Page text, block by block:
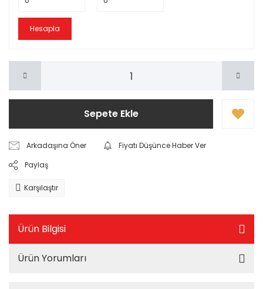
Hesapla
Sepete Ekle
Arkadaşına Öner
Fiyatı Düşünce Haber Ver
Paylaş
Karşılaştır
Ürün Bilgisi
Ürün Yorumları